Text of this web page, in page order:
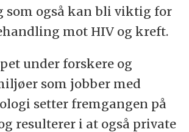
som også kan bli viktig for
mot HIV og kreft.
under forskere og
som jobber med
setter fremgangen på
resulterer i at også private